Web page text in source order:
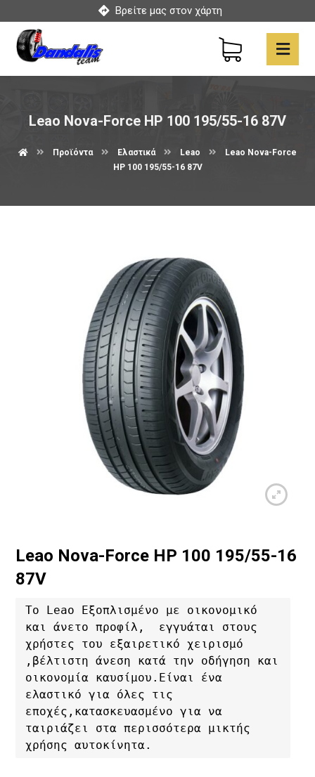
Βρείτε μας στον χάρτη
Leao Nova-Force HP 100 195/55-16 87V
Προϊόντα Ελαστικά Leao
Leao Nova-Force
HP 100 195/55-16 87V
Leao Nova-Force HP 100 195/55-16
87V
Το Leao Εξοπλισμένο με οικονομικό
και άνετο προφίλ,  εγγυάται στους
χρήστες του εξαιρετικό χειρισμό
,βέλτιστη άνεση κατά την οδήγηση και
οικονομία καυσίμου.Είναι ένα
ελαστικό για όλες τις
εποχές,κατασκευασμένο για να
ταιριάζει στα περισσότερα μικτής
χρήσης αυτοκίνητα.